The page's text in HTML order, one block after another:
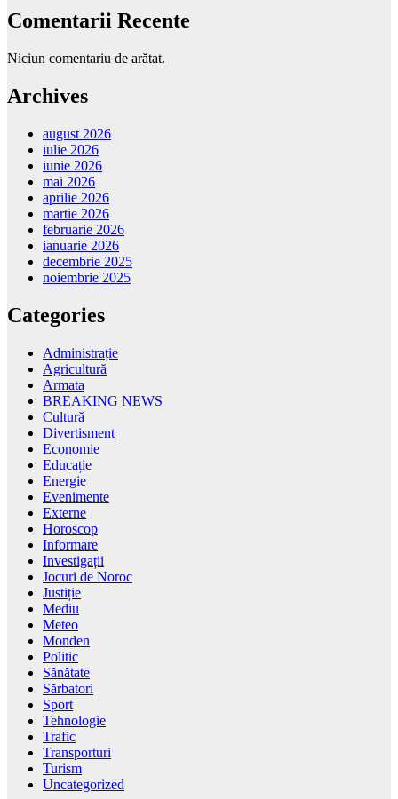
Comentarii Recente
Niciun comentariu de arătat.
Archives
august 2026
iulie 2026
iunie 2026
mai 2026
aprilie 2026
martie 2026
februarie 2026
ianuarie 2026
decembrie 2025
noiembrie 2025
Categories
Administrație
Agricultură
Armata
BREAKING NEWS
Cultură
Divertisment
Economie
Educație
Energie
Evenimente
Externe
Horoscop
Informare
Investigații
Jocuri de Noroc
Justiție
Mediu
Meteo
Monden
Politic
Sănătate
Sărbatori
Sport
Tehnologie
Trafic
Transporturi
Turism
Uncategorized